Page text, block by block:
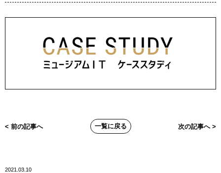
< 前の記事へ 一覧に戻る 次の記事へ >
2021.03.10